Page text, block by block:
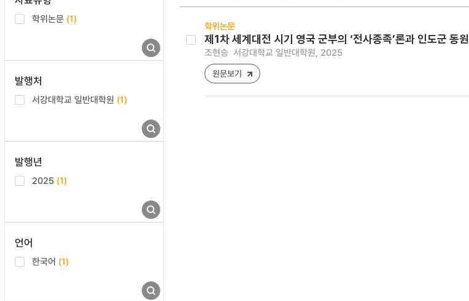
학위논문 (1)
발행처
서강대학교 일반대학원 (1)
발행년
2025 (1)
언어
한국어 (1)
학위논문
제1차 세계대전 시기 영국 군부의 ‘전사종족’론과 인도군 동원
조현승 서강대학교 일반대학원, 2025
원문보기